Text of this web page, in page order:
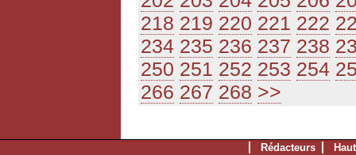
218 219 220 221 222
234 235 236 237 238
250 251 252 253 254
266 267 268 >>
Rédacteurs